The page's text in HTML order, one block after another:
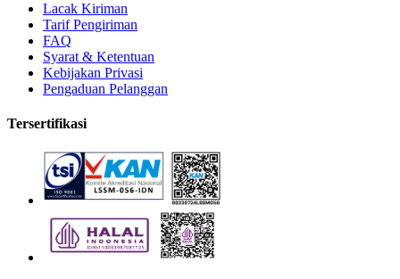
Lacak Kiriman
Tarif Pengiriman
FAQ
Syarat & Ketentuan
Kebijakan Privasi
Pengaduan Pelanggan
Tersertifikasi